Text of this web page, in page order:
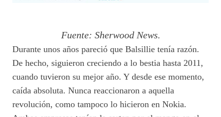
Fuente: Sherwood News.
Durante unos años pareció que Balsillie tenía razón.
De hecho, siguieron creciendo a lo bestia hasta 2011,
cuando tuvieron su mejor año. Y desde ese momento,
caída absoluta. Nunca reaccionaron a aquella
revolución, como tampoco lo hicieron en Nokia.